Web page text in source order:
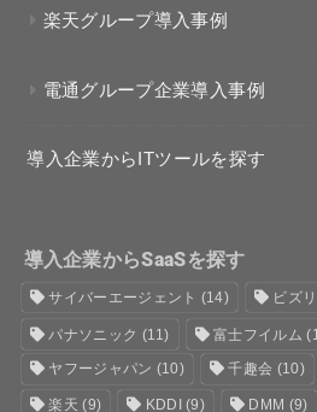
楽天グループ導入事例
電通グループ企業導入事例
導入企業からITツールを探す
導入企業からSaaSを探す
サイバーエージェント (14) ビズ
パナソニック (11) 富士フイルム
ヤフージャパン (10) 千趣会 (10)
楽天 (9) KDDI (9) DMM (9)